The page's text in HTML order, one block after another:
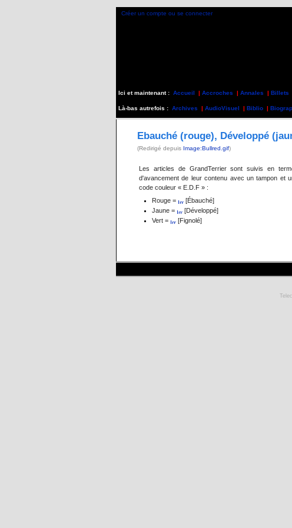
Créer un compte ou se connecter
Ici et maintenant : Accueil | Accroches | Annales | Billets
Là-bas autrefois : Archives | AudioVisuel | Biblio |
Ebauché (rouge), Développé
(Redirigé depuis Image:Bullred.gif)
Les articles de GrandTerrier sont suivis en
d'avancement de leur contenu avec un tampon et
code couleur « E.D.F » :
Rouge =
[Ébauché]
Jaune =
[Développé]
Vert =
[Fignolé]